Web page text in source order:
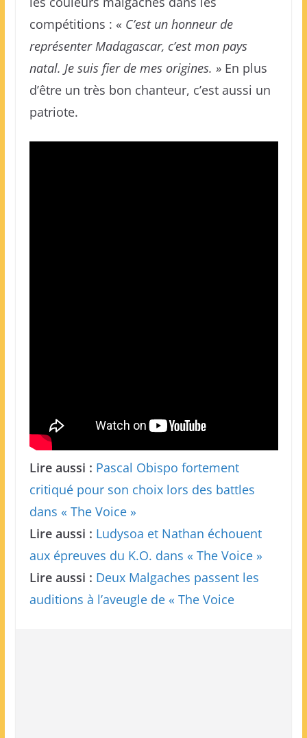
compétitions : « C’est un honneur de
représenter Madagascar, c’est mon pays
natal. Je suis fier de mes origines. »En plus
d’être un très bon chanteur, c’est aussi un
patriote.
Lire aussi : Pascal Obispo fortement
critiqué pour son choix lors des battles
dans « The Voice »
Lire aussi : Ludysoa et Nathan échouent
aux épreuves du K.O. dans « The Voice »
Lire aussi : Deux Malgaches passent les
auditions à l’aveugle de « The Voice